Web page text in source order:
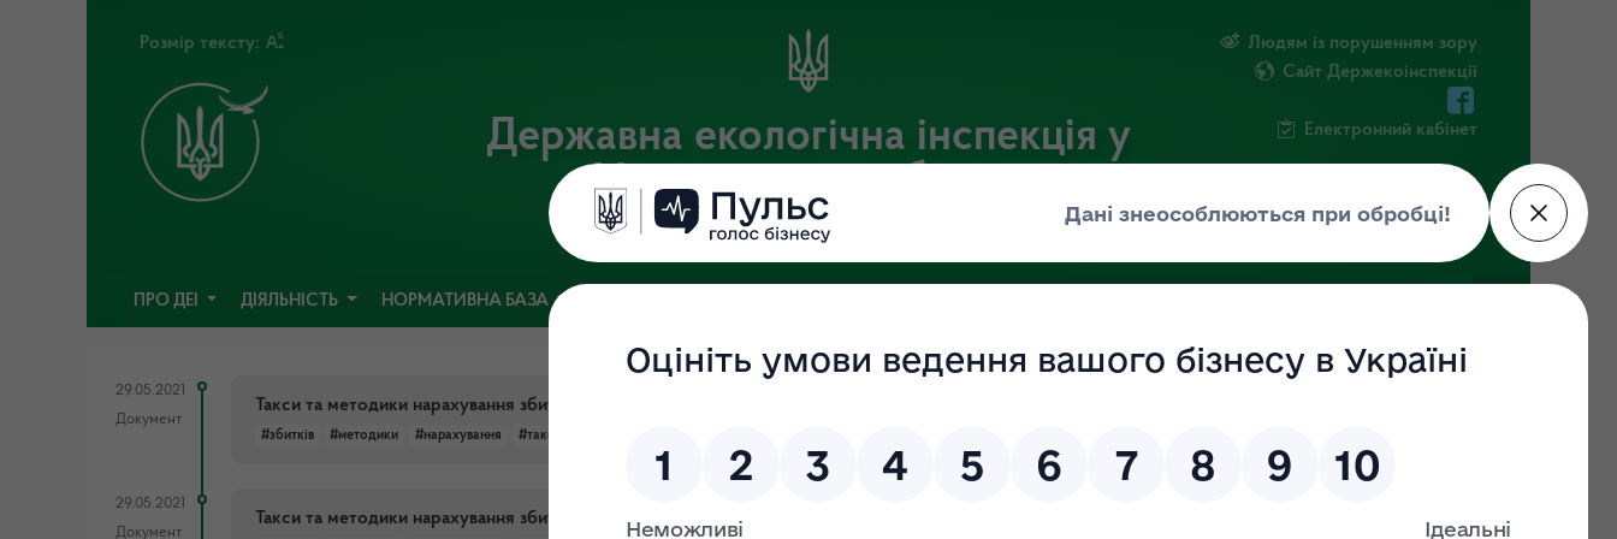
Розмір тексту:
Державна екологічна інспекція у
Хмельницькій області
Офіційний веб-портал
Людям із порушенням зору
Сайт Держекоінспекції
Електронний кабінет
ПРО ДЕІ ДІЯЛЬНІСТЬ НОРМАТИВНА БАЗА
29.05.2021
Документ
Такси та методики нарахування збитків
#збитків #методики #нарахування #такси
29.05.2021
Документ
Такси та методики нарахування збитків